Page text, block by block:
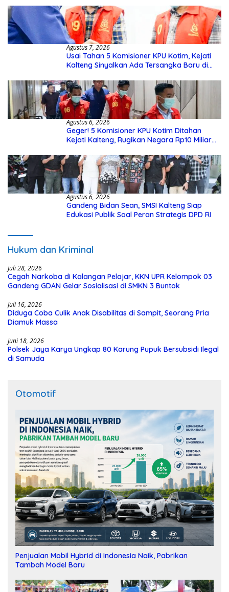
Agustus 7, 2026
Usai Tahan 5 Komisioner KPU Kotim, Kejati
Kalteng Sinyalkan Ada Tersangka Baru di
Agustus 6, 2026
Geger! 5 Komisioner KPU Kotim Ditahan
Kejati Kalteng, Rugikan Negara Rp10 Miliar
Agustus 6, 2026
Gandeng Bidan Sean, SMSI Kalteng Siap
Edukasi Publik Soal Peran Strategis DPD RI
Hukum dan Kriminal
Juli 28, 2026
Cegah Narkoba di Kalangan Pelajar, KKN UPR Kelompok 03
Gandeng GDAN Gelar Sosialisasi di SMKN 3 Buntok
Juli 16, 2026
Diduga Coba Culik Anak Disabilitas di Sampit, Seorang Pria
Diamuk Massa
Juni 18, 2026
Polsek Jaya Karya Ungkap 80 Karung Pupuk Bersubsidi Ilegal
di Samuda
Otomotif
Penjualan Mobil Hybrid di Indonesia Naik, Pabrikan
Tambah Model Baru